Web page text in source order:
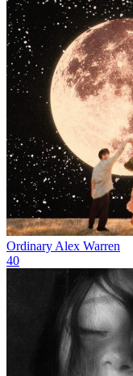
Ordinary Alex Warren
40